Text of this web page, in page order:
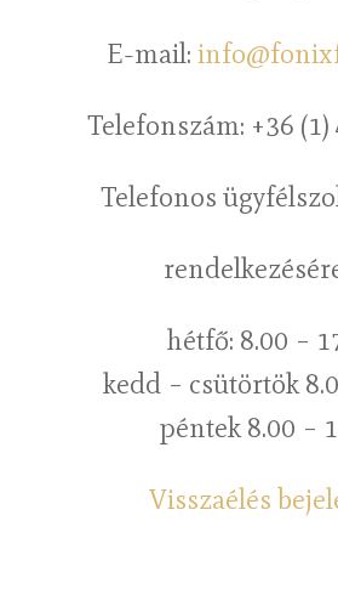
E-mail:
Telefonszám: +36
Telefonos
hétfő: 8.00 –
kedd – csütörtök
péntek 8.00 –
Visszaélés